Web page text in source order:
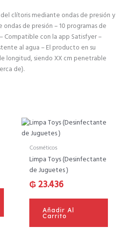
del clítoris mediante ondas de presión y
ondas de presión – 10 programas de
Compatible con la app Satisfyer –
al agua – El producto en su
longitud, siendo XX cm penetrable
de).
Cosméticos
Limpa Toys (Desinfectante
de Juguetes )
₲ 23.436
Añadir Al
Carrito